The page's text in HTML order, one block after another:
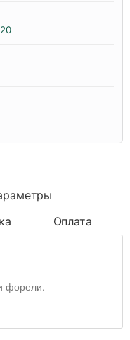
Оплата
форели.